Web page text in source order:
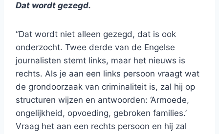
Dat wordt gezegd.
“Dat wordt niet alleen gezegd, dat is ook
onderzocht. Twee derde van de Engelse
journalisten stemt links, maar het nieuws is
rechts. Als je aan een links persoon vraagt wat
de grondoorzaak van criminaliteit is, zal hij op
structuren wijzen en antwoorden: ‘Armoede,
ongelijkheid, opvoeding, gebroken families.’
Vraag het aan een rechts persoon en hij zal